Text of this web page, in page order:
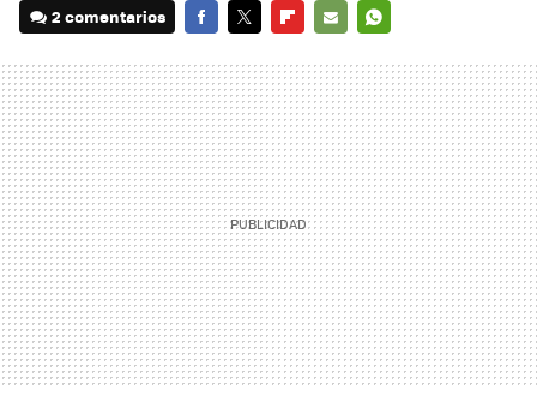
2 comentarios
MAIL